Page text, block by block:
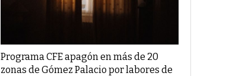
Programa CFE apagón en más de 20
zonas de Gómez Palacio por labores de